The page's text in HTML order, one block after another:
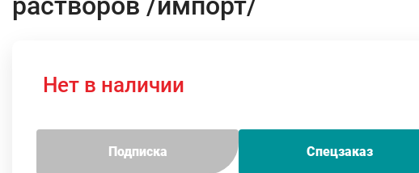
Нет в наличии
Подписка Спецзаказ